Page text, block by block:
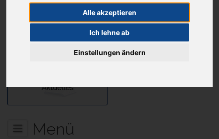
Alle akzeptieren
Ich lehne ab
Einstellungen ändern
ab 100€ versandkostenfrei
Sie haben Fragen?
Aktuelles
Menü